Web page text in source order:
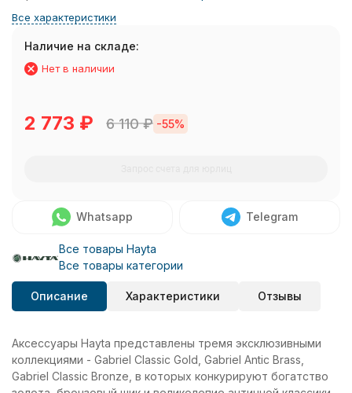
Все характеристики
Наличие на складе:
Нет в наличии
2 773 ₽ 6 110₽ -55%
Whatsapp Telegram
Все товары Hayta
Все товары категории
Описание Характеристики Отзывы
Аксессуары Hayta представлены тремя эксклюзивными
коллекциями - Gabriel Classic Gold, Gabriel Antic Brass,
Gabriel Classic Bronze, в которых конкурируют богатство